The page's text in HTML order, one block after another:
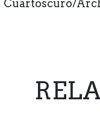
Cuartoscuro/